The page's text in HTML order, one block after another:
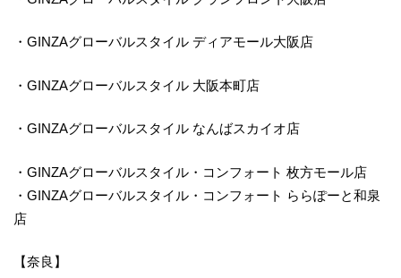
・GINZAグローバルスタイル ディアモール大阪店
・GINZAグローバルスタイル 大阪本町店
・GINZAグローバルスタイル なんばスカイオ店
・GINZAグローバルスタイル・コンフォート 枚方モール店
・GINZAグローバルスタイル・コンフォート ららぽーと和泉
店
【奈良】